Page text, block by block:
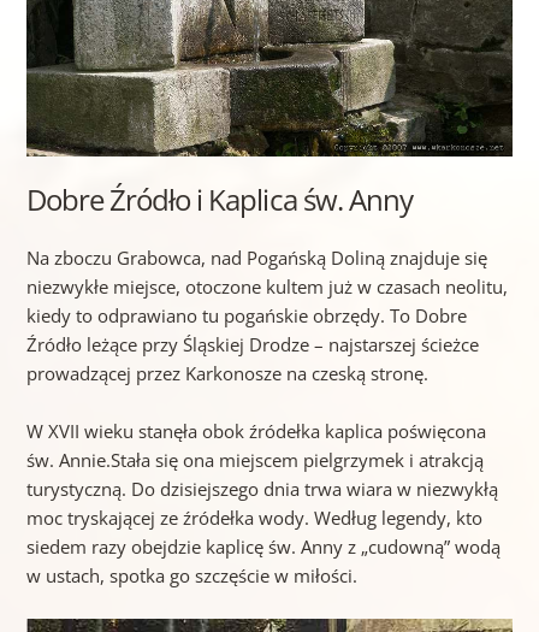
Dobre Źródło i Kaplica św. Anny
Na zboczu Grabowca, nad Pogańską Doliną znajduje się
niezwykłe miejsce, otoczone kultem już w czasach neolitu,
kiedy to odprawiano tu pogańskie obrzędy. To Dobre
Źródło leżące przy Śląskiej Drodze – najstarszej ścieżce
prowadzącej przez Karkonosze na czeską stronę.
W XVII wieku stanęła obok źródełka kaplica poświęcona
św. Annie.Stała się ona miejscem pielgrzymek i atrakcją
turystyczną. Do dzisiejszego dnia trwa wiara w niezwykłą
moc tryskającej ze źródełka wody. Według legendy, kto
siedem razy obejdzie kaplicę św. Anny z „cudowną” wodą
w ustach, spotka go szczęście w miłości.